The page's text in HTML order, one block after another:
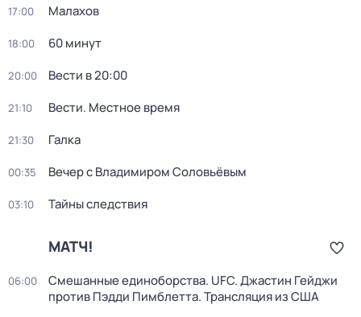
17:00 Малахов
18:00 60 минут
20:00 Вести в 20:00
21:10 Вести. Местное время
21:30 Галка
00:35 Вечер с Владимиром Соловьёвым
03:10 Тайны следствия
МАТЧ!
06:00
Смешанные единоборства. UFC. Джастин Гейджи
против Пэдди Пимблетта. Трансляция из США